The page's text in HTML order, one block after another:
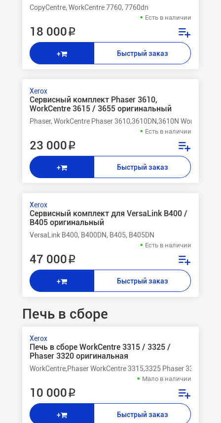
CopyCentre, WorkCentre 7760, 7760dn
Есть в наличии
18 000 ₽
+ Быстрый заказ
Xerox
Сервисный комплект Phaser 3610,
WorkCentre 3615 / 3655 оригинальный
Phaser, WorkCentre Phaser 3610,3610DN,3610N
Есть в наличии
23 000 ₽
+ Быстрый заказ
Xerox
Сервисный комплект для VersaLink B400 /
B405 оригинальный
VersaLink B400, B400DN, B405, B405DN
Есть в наличии
47 000 ₽
+ Быстрый заказ
Печь в сборе
Xerox
Печь в сборе WorkCentre 3315 / 3325 /
Phaser 3320 оригинальная
WorkCentre,Phaser WorkCentre 3315,3325 Phaser
Мало в наличии
10 000 ₽
+ Быстрый заказ